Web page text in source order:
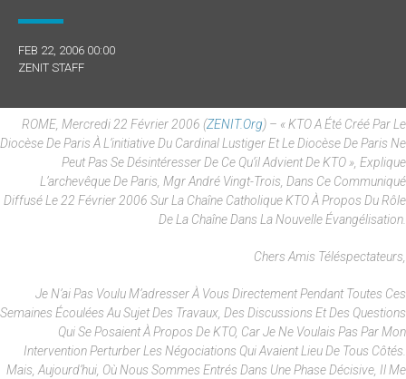
FEB 22, 2006 00:00
ZENIT STAFF
ROME, Mercredi 22 Février 2006 (ZENIT.org) – « KTO A Été Créé Par Le
Diocèse De Paris À L’initiative Du Cardinal Lustiger Et Le Diocèse De Paris Ne
Peut Pas Se Désintéresser De Ce Qu’il Advient De KTO », Explique
L’archevêque De Paris, Mgr André Vingt-Trois, Dans Ce Communiqué
Diffusé Le 22 Février 2006 Sur La Chaîne Catholique KTO À Propos Du Rôle
De La Chaîne Dans La Nouvelle Évangélisation.
Chers Amis Téléspectateurs,
Je N’ai Pas Voulu M’adresser À Vous Directement Pendant Toutes Ces
Semaines Écoulées Au Sujet Des Travaux, Des Discussions Et Des Questions
Qui Se Posaient À Propos De KTO, Car Je Ne Voulais Pas Par Mon
Intervention Perturber Les Négociations Qui Avaient Lieu De Tous Côtés.
Mais, Aujourd’hui, Où Nous Sommes Entrés Dans Une Phase Décisive, Il Me